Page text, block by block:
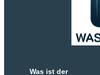
Was ist der